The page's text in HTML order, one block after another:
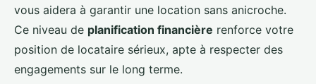
vous aidera à garantir une location sans anicroche.
Ce niveau de planification financière renforce votre
position de locataire sérieux, apte à respecter des
engagements sur le long terme.